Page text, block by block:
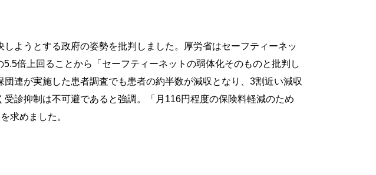
ようとする政府の姿勢を批判しました。厚労省はセーフティーネッ
倍上回ることから「セーフティーネットの弱体化そのものと批判し
連が実施した患者調査でも患者の約半数が減収となり、3割近い減収
診抑制は不可避であると強調。「月116円程度の保険料軽減のため
求めました。